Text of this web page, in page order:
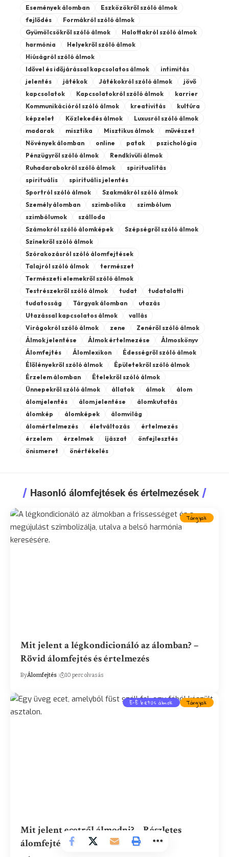
Események álomban
Eszközökről szóló álmok
fejlődés
Formákról szóló álmok
Gyümölcsökről szóló álmok
Halottakról szóló álmok
harmónia
Helyekről szóló álmok
Hiúságról szóló álmok
Idővel és időjárással kapcsolatos álmok
intimitás
jelentés
játékok Játékokról szóló álmok
jövő
kapcsolatok
Kapcsolatokról szóló álmok
karrier
Kommunikációról szóló álmok
kreativitás
kultúra
képzelet
Közlekedés álmok
Luxusról szóló álmok
madarak
misztika Misztikus álmok
művészet
Növények álomban
online patak
pszichológia
Pénzügyről szóló álmok
Rendkívüli álmok
Ruhadarabokról szóló álmok
spiritualitás
spirituális
spirituális jelentés
Sportról szóló álmok
Szakmákról szóló álmok
Személy álomban
szimbolika
szimbólum
szimbólumok
szálloda
Számokról szóló álomképek
Szépségről szóló álmok
Színekről szóló álmok
Szórakozásról szóló álomfejtések
Talajról szóló álmok
természet
Természeti elemekről szóló álmok
Testrészekről szóló álmok
tudat
tudatalatti
tudatosság
Tárgyak álomban
utazás
Utazással kapcsolatos álmok
vallás
Virágokról szóló álmok
zene
Zenéről szóló álmok
Álmok jelentése
Álmok értelmezése
Álmoskönyv
Álomfejtés
Álomlexikon
Édességről szóló álmok
Élőlényekről szóló álmok
Épületekről szóló álmok
Érzelem álomban
Ételekről szóló álmok
Ünnepekről szóló álmok
állatok álmok
álom
álomjelentés
álom jelentése
álomkutatás
álomkép
álomképek
álomvilág
álomértelmezés
életváltozás
értelmezés
érzelem
érzelmek íjászat
önfejlesztés
önismeret
önértékelés
Hasonló álomfejtések és értelmezések
Tárgyak
Mit jelent a légkondicionáló az álomban? –
Rövid álomfejtés és értelmezés
ByÁlomfejtés 10 perc olvasás
E-É betűs álmok Tárgyak
Mit jelent ecetről álmodni? – Részletes
álomfejtés